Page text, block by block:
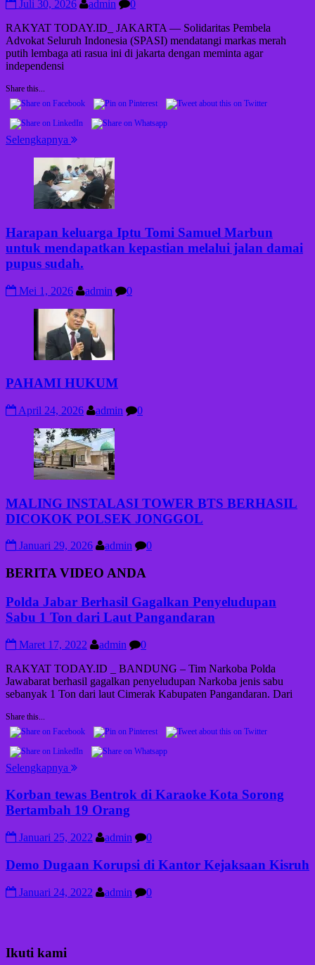
Juli 30, 2026 admin
0
RAKYAT TODAY.ID_ JAKARTA — Solidaritas Pembela
Advokat Seluruh Indonesia (SPASI) mendatangi markas merah
putih lembaga ati rasua ini di jakarta dengan meminta agar
independensi
Share this...
Selengkapnya
Harapan keluarga Iptu Tomi Samuel Marbun
untuk mendapatkan kepastian melalui jalan damai
pupus sudah.
Mei 1, 2026 admin 0
PAHAMI HUKUM
April 24, 2026 admin 0
MALING INSTALASI TOWER BTS BERHASIL
DICOKOK POLSEK JONGGOL
Januari 29, 2026 admin 0
BERITA VIDEO ANDA
Polda Jabar Berhasil Gagalkan Penyeludupan
Sabu 1 Ton dari Laut Pangandaran
Maret 17, 2022 admin
0
RAKYAT TODAY.ID _ BANDUNG – Tim Narkoba Polda
Jawabarat berhasil gagalkan penyeludupan Narkoba jenis sabu
sebanyak 1 Ton dari laut Cimerak Kabupaten Pangandaran. Dari
Share this...
Selengkapnya
Korban tewas Bentrok di Karaoke Kota Sorong
Bertambah 19 Orang
Januari 25, 2022 admin 0
Demo Dugaan Korupsi di Kantor Kejaksaan Kisruh
Januari 24, 2022 admin 0
Ikuti kami